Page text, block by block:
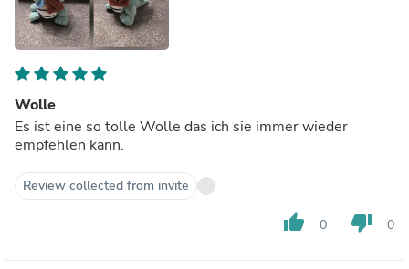
Wolle
Es ist eine so tolle Wolle das ich sie immer wieder
empfehlen kann.
Review collected from invite
thumb_up 0 thumb_down 0